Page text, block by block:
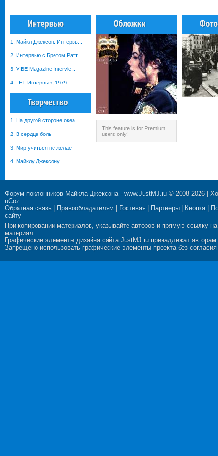
1. Майкл Джексон. Интервь...
2. Интервью с Бретом Ратт...
3. VIBE Magazine Intervie...
4. JET Интервью, 1979
1. На другой стороне океа...
2. В сердце боль
3. Мир учиться не желает
4. Майклу Джексону
This feature is for Premium
users only!
Форум поклонников Майкла Джексона- www.JustMJ.ru © 2008-2026 |
uCoz
Обратная связь
Правообладателям Гостевая Партнеры Кнопка|
сайту
При копировании материалов, указывайте авторов и прямую ссылку на
материал
Графические элементы дизайна сайта JustMJ.ru принадлежат авторам
Запрещено использовать графические элементы проекта без согласия